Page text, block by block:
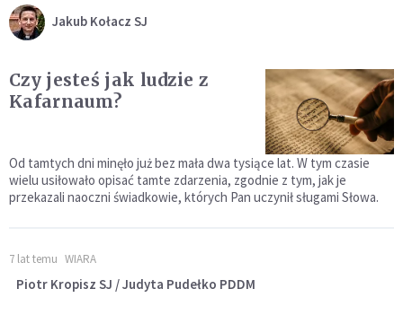
Jakub Kołacz SJ
Czy jesteś jak ludzie z
Kafarnaum?
Od tamtych dni minęło już bez mała dwa tysiące lat. W tym czasie
wielu usiłowało opisać tamte zdarzenia, zgodnie z tym, jak je
przekazali naoczni świadkowie, których Pan uczynił sługami Słowa.
7 lat temu WIARA
Piotr Kropisz SJ / Judyta Pudełko PDDM